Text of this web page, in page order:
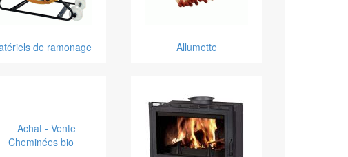
de ramonage Allumette